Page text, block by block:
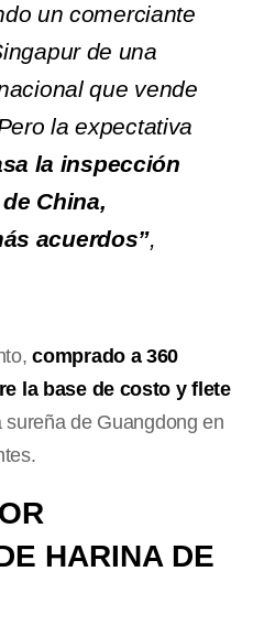
un comerciante
de una
que vende
la expectativa
la inspección
China,
acuerdos”,
comprado a 360
la base de costo y flete
de Guangdong en
HARINA DE